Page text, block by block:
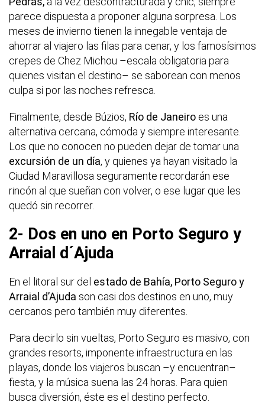
parece dispuesta a proponer alguna sorpresa. Los
meses de invierno tienen la innegable ventaja de
ahorrar al viajero las filas para cenar, y los famosísimos
crepes de Chez Michou –escala obligatoria para
quienes visitan el destino– se saborean con menos
culpa si por las noches refresca.
Finalmente, desde Búzios, Río de Janeiro es una
alternativa cercana, cómoda y siempre interesante.
Los que no conocen no pueden dejar de tomar una
excursión de un día, y quienes ya hayan visitado la
Ciudad Maravillosa seguramente recordarán ese
rincón al que sueñan con volver, o ese lugar que les
quedó sin recorrer.
2- Dos en uno en Porto Seguro y
Arraial d´Ajuda
En el litoral sur del estado de Bahía, Porto Seguro y
Arraial d’Ajuda son casi dos destinos en uno, muy
cercanos pero también muy diferentes.
Para decirlo sin vueltas, Porto Seguro es masivo, con
grandes resorts, imponente infraestructura en las
playas, donde los viajeros buscan –y encuentran–
fiesta, y la música suena las 24 horas. Para quien
busca diversión, éste es el destino perfecto.